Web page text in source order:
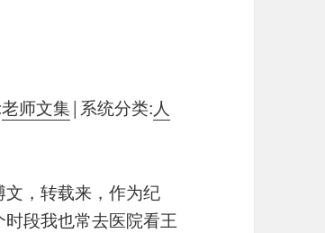
老师文集| 系统分类:人
文，转载来，作为纪
段我也常去医院看王